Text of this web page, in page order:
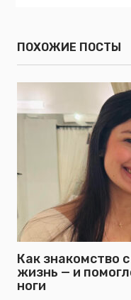
ПОХОЖИЕ ПОСТЫ
Как знакомство
жизнь — и
ноги